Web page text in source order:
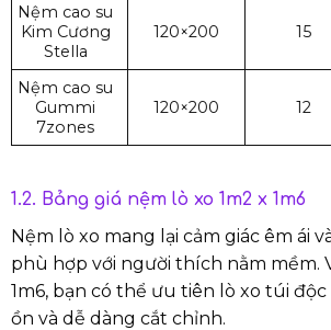
Nệm cao su
Kim Cương
Stella
120×200 15
Nệm cao su
Gummi
7zones
120×200 12
1.2. Bảng giá nệm lò xo 1m2 x 1m6
Nệm lò xo mang lại cảm giác êm ái
phù hợp với người thích nằm mềm.
1m6, bạn có thể ưu tiên lò xo túi
ồn và dễ dàng cắt chỉnh.